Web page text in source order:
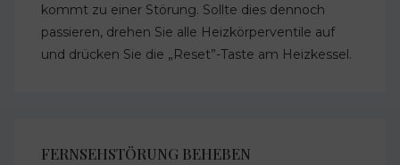
kommt zu einer Störung. Sollte dies dennoch
passieren, drehen Sie alle Heizkörperventile auf
und drücken Sie die „Reset”-Taste am Heizkessel.
FERNSEHSTÖRUNG BEHEBEN